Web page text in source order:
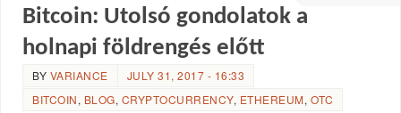
Bitcoin: Utolsó gondolatok a
holnapi földrengés előtt
BY VARIANCE
JULY 31, 2017 - 16:33
BITCOIN, BLOG, CRYPTOCURRENCY, ETHEREUM, OTC